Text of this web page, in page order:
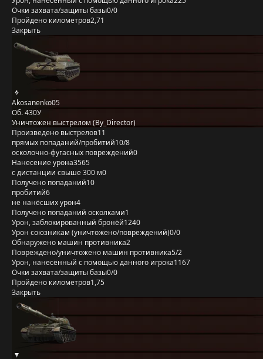
Очки захвата/защиты базы0/0
Пройдено километров2,71
Закрыть
Akosanenko05
Об. 430У
Уничтожен выстрелом (By_Director)
Произведено выстрелов11
прямых попаданий/пробитий10/8
осколочно-фугасных повреждений0
Нанесение урона3565
с дистанции свыше 300 м0
Получено попаданий10
пробитий6
не нанёсших урон4
Получено попаданий осколками1
Урон, заблокированный бронёй1240
Урон союзникам (уничтожено/повреждений)0/0
Обнаружено машин противника2
Повреждено/уничтожено машин противника5/2
Урон, нанесённый с помощью данного игрока1167
Очки захвата/защиты базы0/0
Пройдено километров1,75
Закрыть